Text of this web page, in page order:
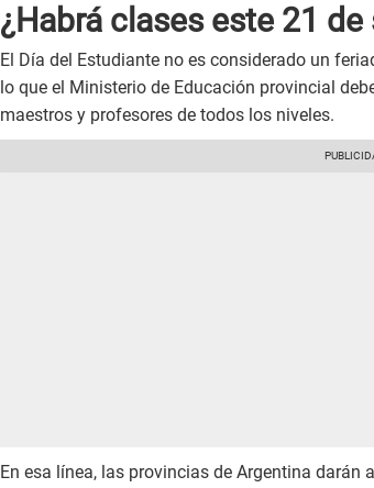
¿Habrá clases este 21
El Día del Estudiante no es considerado un
lo que el Ministerio de Educación provincial
maestros y profesores de todos los niveles.
En esa línea, las provincias de Argentina darán